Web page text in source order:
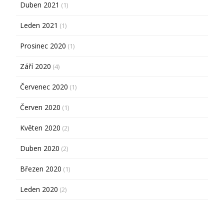
Duben 2021 (1)
Leden 2021 (1)
Prosinec 2020 (1)
Září 2020 (4)
Červenec 2020 (1)
Červen 2020 (1)
Květen 2020 (2)
Duben 2020 (2)
Březen 2020 (1)
Leden 2020 (2)